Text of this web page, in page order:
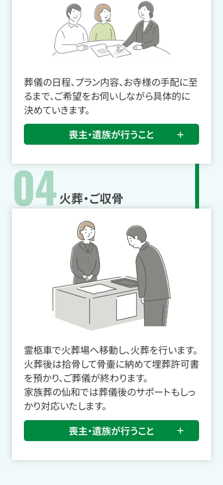
葬儀の日程、プラン内容、お寺様の手配に至
るまで、ご希望をお伺いしながら具体的に
決めていきます。
喪主・遺族が行うこと
04火葬・ご収骨
霊柩車で火葬場へ移動し、火葬を行います。
火葬後は拾骨して骨壷に納めて埋葬許可書
を預かり、ご葬儀が終わります。
家族葬の仙和では葬儀後のサポートもしっ
かり対応いたします。
喪主・遺族が行うこと